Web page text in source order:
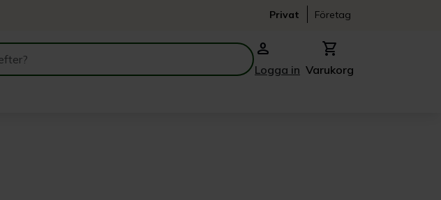
Privat Företag
person
Logga in
shopping_cart
Varukorg